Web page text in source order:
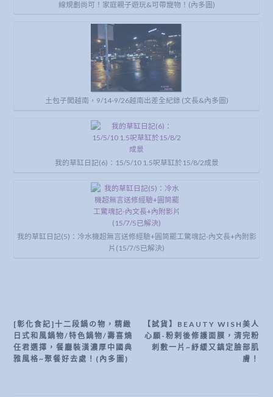
土包子闖越南，9/14-9/26越南出差全紀錄 (文長&內多圖)
我的草缸日記(6)：15/5/10 1.5呎草缸於15/8/2成景
我的草缸日記(5)：冷水機超無言送修經驗+圓筒罷工驚魂記-內文長+內附影
片(15/7/5已解決)
章
導
心願-粉剌後修護面膜，清完粉
刺敷一片~紓緩又鎮定臉部肌
膚！
日式和風鍋物/特色鍋物/壽喜燒
任君選擇，餐廳裝潢濃厚中國典
雅風格~聚餐好去處！(內多圖)